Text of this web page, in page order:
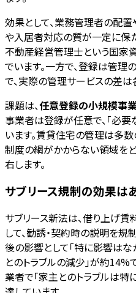
効果として、業務管理者の配
や入居者対応の質が一定に保
不動産経営管理士という国家
でいます。一方で、登録は管理
で、実際の管理サービスの差は
課題は、任意登録の小規模事
事業者は登録が任意で、「必要
います。賃貸住宅の管理は多
制度の網がかからない領域を
右します。
サブリース規制の効果は
サブリース新法は、借り上げ
して、勧誘・契約時の説明を規
後の影響として「特に影響はな
とのトラブルの減少」が約14%
業者で「家主とのトラブルは